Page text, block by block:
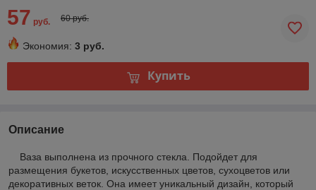
57 руб. 60 руб.
Экономия: 3 руб.
Купить
Описание
Ваза выполнена из прочного стекла. Подойдет для
размещения букетов, искусственных цветов, сухоцветов или
декоративных веток. Она имеет уникальный дизайн, который